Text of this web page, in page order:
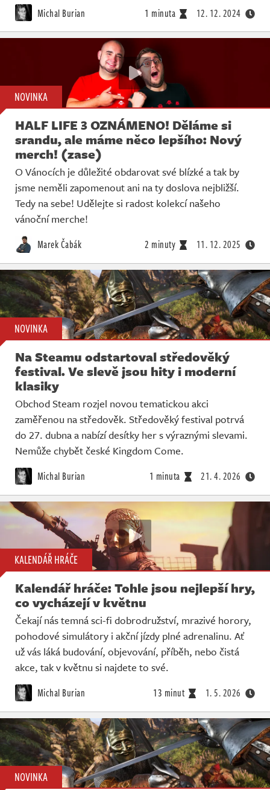
Michal Burian 1 minuta 12. 12. 2024
NOVINKA
HALF LIFE 3 OZNÁMENO! Děláme si
srandu, ale máme něco lepšího: Nový
merch! (zase)
O Vánocích je důležité obdarovat své blízké a tak by
jsme neměli zapomenout ani na ty doslova nejbližší.
Tedy na sebe! Udělejte si radost kolekcí našeho
vánoční merche!
Marek Čabák 2 minuty 11. 12. 2025
NOVINKA
Na Steamu odstartoval středověký
festival. Ve slevě jsou hity i moderní
klasiky
Obchod Steam rozjel novou tematickou akci
zaměřenou na středověk. Středověký festival potrvá
do 27. dubna a nabízí desítky her s výraznými slevami.
Nemůže chybět české Kingdom Come.
Michal Burian 1 minuta 21. 4. 2026
KALENDÁŘ HRÁČE
Kalendář hráče: Tohle jsou nejlepší hry,
co vycházejí v květnu
Čekají nás temná sci-fi dobrodružství, mrazivé horory,
pohodové simulátory i akční jízdy plné adrenalinu. Ať
už vás láká budování, objevování, příběh, nebo čistá
akce, tak v květnu si najdete to své.
Michal Burian 13 minut 1. 5. 2026
NOVINKA